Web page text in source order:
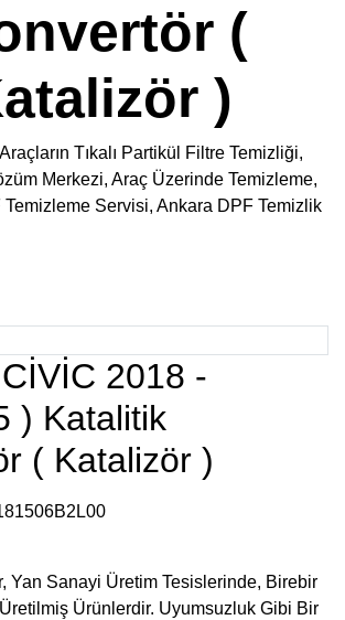
(
)
Tıkalı Partikül Filtre Temizliği,
Merkezi, Araç Üzerinde Temizleme,
Servisi, Ankara DPF Temizlik
2018 -
) Katalitik
( Katalizör )
Yan Sanayi Üretim Tesislerinde, Birebir
Ürünlerdir. Uyumsuzluk Gibi Bir